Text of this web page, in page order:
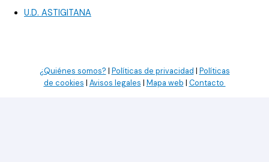
U.D. ASTIGITANA
¿Quiénes somos? | Políticas de privacidad | Políticas
de cookies | Avisos legales | Mapa web | Contacto